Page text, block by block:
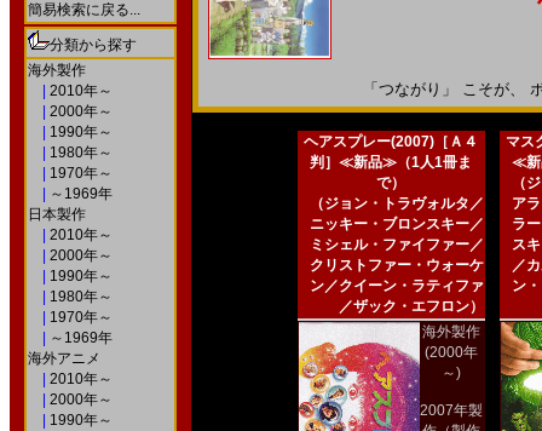
簡易検索に戻る...
分類から探す
海外製作
2010年～
2000年～
1990年～
1980年～
1970年～
～1969年
日本製作
2010年～
2000年～
1990年～
1980年～
1970年～
～1969年
海外アニメ
2010年～
2000年～
1990年～
「つながり」 こそが、
ヘアスプレー(2007)［Ａ４
判］≪新品≫（1人1冊ま
で）
（ジョン・トラヴォルタ／
ニッキー・ブロンスキー／
ミシェル・ファイファー／
クリストファー・ウォーケ
ン／クイーン・ラティファ
／ザック・エフロン）
海外製作
(2000年
～)
2007年製
マス
≪新
（
ア
ラ
ス
／
ン